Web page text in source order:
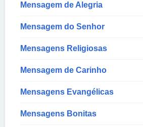
Mensagem de Alegria
Mensagem do Senhor
Mensagens Religiosas
Mensagem de Carinho
Mensagens Evangélicas
Mensagens Bonitas